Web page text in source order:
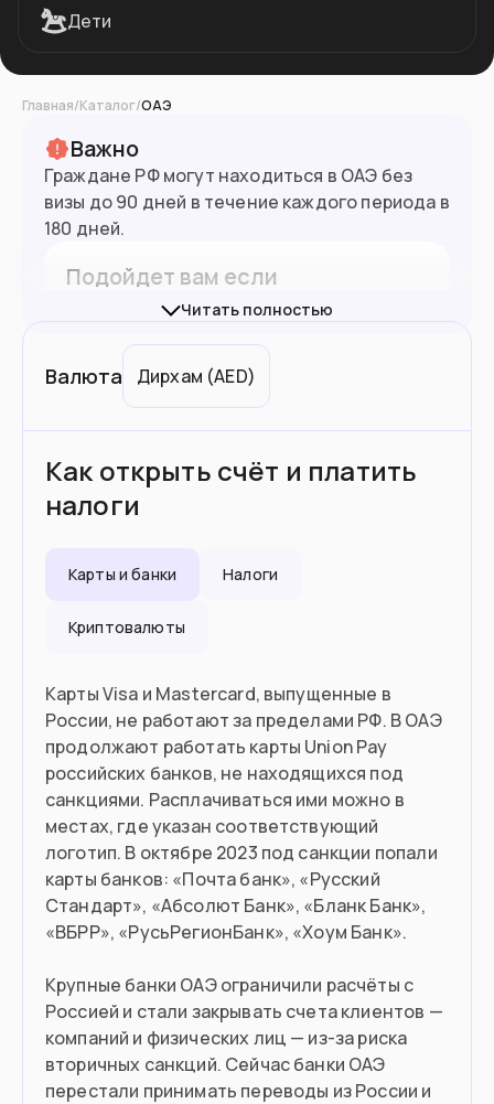
Дети
Главная/Каталог/ОАЭ
Важно
Граждане РФ могут находиться в ОАЭ без
визы до 90 дней в течение каждого периода в
180 дней.
Население 9.5 млн
Подойдет вам если
Вы работаете удаленно
Хотите поступить в вуз
Хотите купить недвижимость от
$205,000
Вы пенсионер с доходом $5,500 в
месяц
Въезд в страну
Документ
Виза 90 дней без визы
Читать полностью
Валюта Дирхам (AED)
Как открыть счёт и платить
налоги
Карты и банки Налоги
Криптовалюты
Карты Visa и Mastercard, выпущенные в
России, не работают за пределами РФ. В ОАЭ
продолжают работать карты Union Pay
российских банков, не находящихся под
санкциями. Расплачиваться ими можно в
местах, где указан соответствующий
логотип. В октябре 2023 под санкции попали
карты банков: «Почта банк», «Русский
Стандарт», «Абсолют Банк», «Бланк Банк»,
«ВБРР», «РусьРегионБанк», «Хоум Банк».
Крупные банки ОАЭ ограничили расчёты с
Россией и стали закрывать счета клиентов —
компаний и физических лиц — из-за риска
вторичных санкций. Сейчас банки ОАЭ
перестали принимать переводы из России и